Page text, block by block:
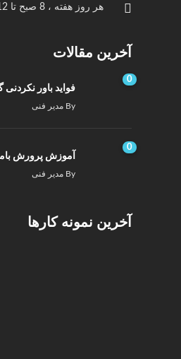
هر روز هفته ، 8 صبح تا 12 شب
آخرین مقالات
0
فواید باور
By مدیر فنی
0
آموزش پرورش
By مدیر فنی
آخرین نمونه کارها